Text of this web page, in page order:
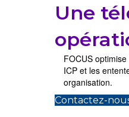
Une
FOCUS
ICP et les
organisation.
Contactez-